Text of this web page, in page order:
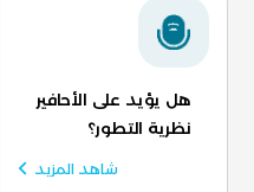
هل يؤيد على الأحافير
نظرية التطور؟
شاهد المزيد